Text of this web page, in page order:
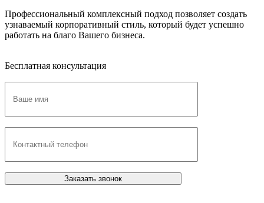
Профессиональный комплексный подход позволяет создать
узнаваемый корпоративный стиль, который будет успешно
работать на благо Вашего бизнеса.
Бесплатная консультация